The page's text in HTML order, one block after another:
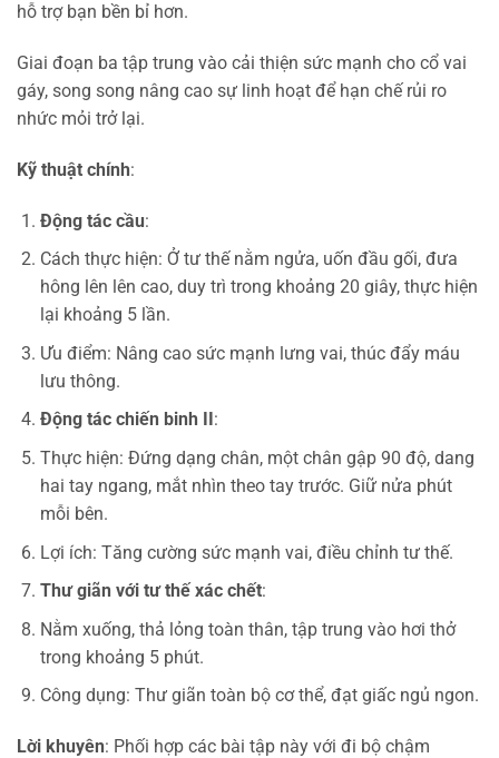
hỗ trợ bạn bền bỉ hơn.
Giai đoạn ba tập trung vào cải thiện sức mạnh cho cổ vai
gáy, song song nâng cao sự linh hoạt để hạn chế rủi ro
nhức mỏi trở lại.
Kỹ thuật chính:
Động tác cầu:
Cách thực hiện: Ở tư thế nằm ngửa, uốn đầu gối, đưa
hông lên lên cao, duy trì trong khoảng 20 giây, thực hiện
lại khoảng 5 lần.
Ưu điểm: Nâng cao sức mạnh lưng vai, thúc đẩy máu
lưu thông.
Động tác chiến binh II :
Thực hiện: Đứng dạng chân, một chân gập 90 độ, dang
hai tay ngang, mắt nhìn theo tay trước. Giữ nửa phút
mỗi bên.
Lợi ích: Tăng cường sức mạnh vai, điều chỉnh tư thế.
Thư giãn với tư thế xác chết:
Nằm xuống, thả lỏng toàn thân, tập trung vào hơi thở
trong khoảng 5 phút.
Công dụng: Thư giãn toàn bộ cơ thể, đạt giấc ngủ ngon.
Lời khuyên: Phối hợp các bài tập này với đi bộ chậm